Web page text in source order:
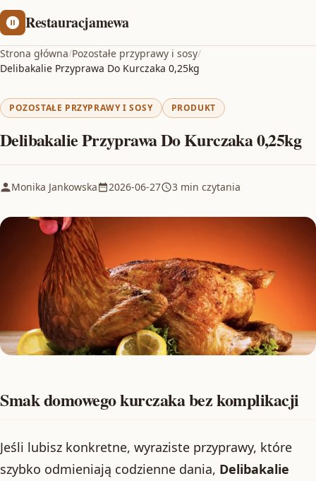
Restauracjamewa
Strona główna/Pozostałe przyprawy i sosy/
Delibakalie Przyprawa Do Kurczaka 0,25kg
POZOSTAŁE PRZYPRAWY I SOSY PRODUKT
Delibakalie Przyprawa Do Kurczaka 0,25kg
Monika Jankowska 2026-06-27 3 min czytania
Smak domowego kurczaka bez komplikacji
Jeśli lubisz konkretne, wyraziste przyprawy, które
szybko odmieniają codzienne dania, Delibakalie